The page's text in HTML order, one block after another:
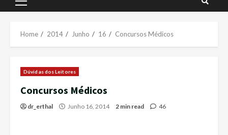
Primary
Home 2014 Junho 16 Concursos Médicos
Dúvidas dos Leitores
Concursos Médicos
dr_erthal Junho 16, 2014 2 min read 46